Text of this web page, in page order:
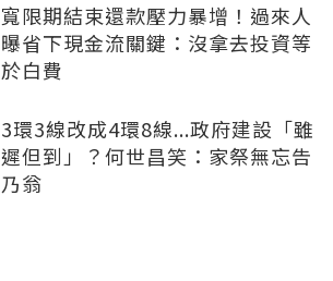
寬限期結束還款壓力暴增！過來人
曝省下現金流關鍵：沒拿去投資等
於白費
3環3線改成4環8線...政府建設「雖
遲但到」？何世昌笑：家祭無忘告
乃翁